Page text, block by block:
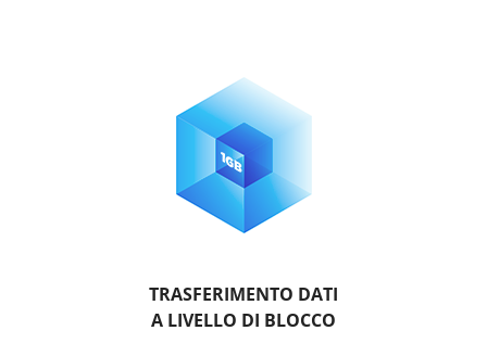
TRASFERIMENTO DATI
A LIVELLO DI BLOCCO